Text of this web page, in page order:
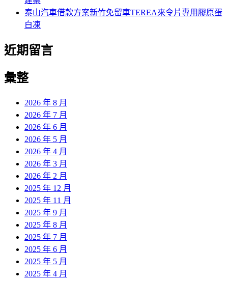
泰山汽車借款方案新竹免留車TEREA來令片專用膠原蛋
白凍
近期留言
彙整
2026 年 8 月
2026 年 7 月
2026 年 6 月
2026 年 5 月
2026 年 4 月
2026 年 3 月
2026 年 2 月
2025 年 12 月
2025 年 11 月
2025 年 9 月
2025 年 8 月
2025 年 7 月
2025 年 6 月
2025 年 5 月
2025 年 4 月